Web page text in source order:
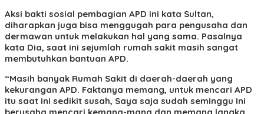
Aksi bakti sosial pembagian APD ini kata Sultan,
diharapkan juga bisa menggugah para pengusaha dan
dermawan untuk melakukan hal yang sama. Pasalnya
kata Dia, saat ini sejumlah rumah sakit masih sangat
membutuhkan bantuan APD.
“Masih banyak Rumah Sakit di daerah-daerah yang
kekurangan APD. Faktanya memang, untuk mencari APD
itu saat ini sedikit susah, Saya saja sudah seminggu Ini